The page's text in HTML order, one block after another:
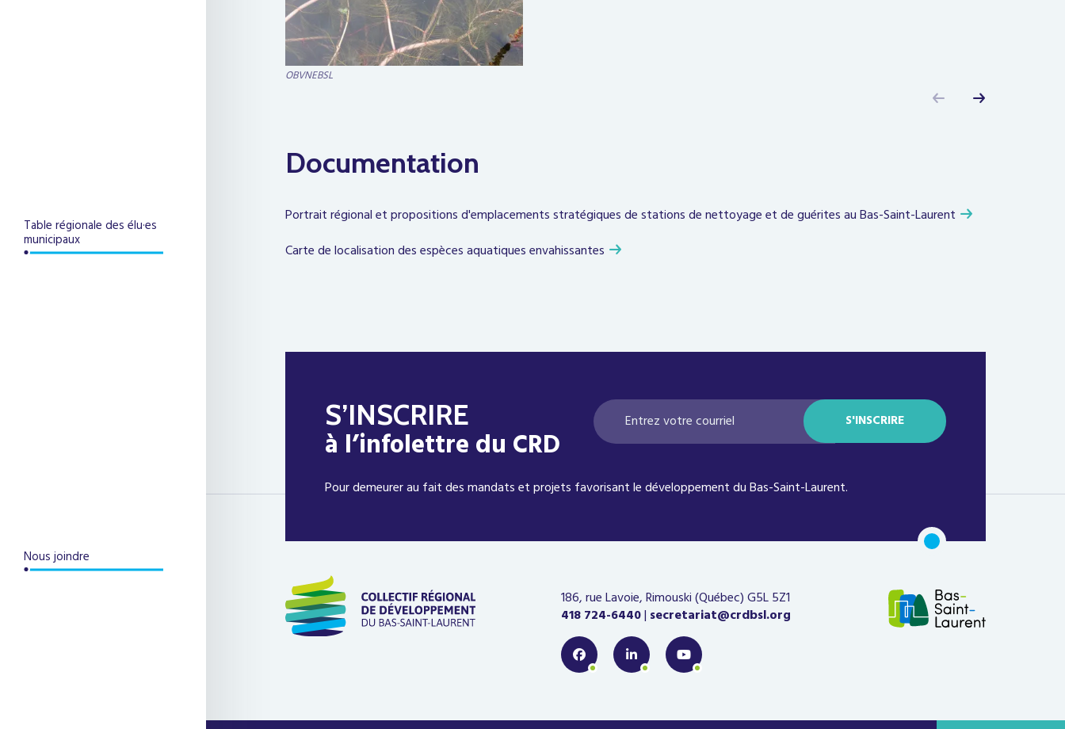
Table régionale des élu·es
municipaux
Nous joindre
OBVNEBSL
OBVNEBSL
OBVNEBSL
Documentation
Portrait régional et propositions d'emplacements stratégiques de stations de nettoyage et de guérites au Bas-Saint-Laurent
Carte de localisation des espèces aquatiques envahissantes
S’INSCRIRE
à l’infolettre du CRD
Pour demeurer au fait des mandats et projets favorisant le développement du Bas-Saint-Laurent.
186, rue Lavoie, Rimouski (Québec)G5L 5Z1
418 724-6440| secretariat@crdbsl.org